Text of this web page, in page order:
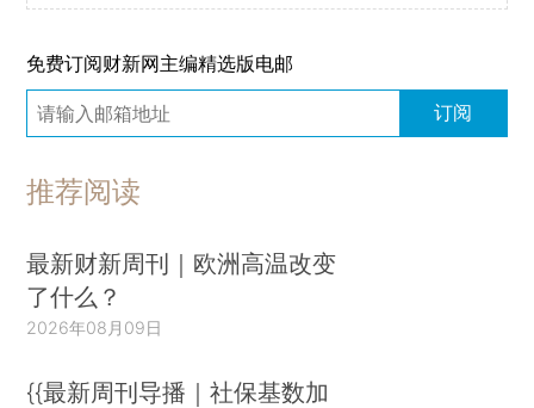
免费订阅财新网主编精选版电邮
订阅
推荐阅读
最新财新周刊｜欧洲高温改变
了什么？
2026年08月09日
{{最新周刊导播｜社保基数加